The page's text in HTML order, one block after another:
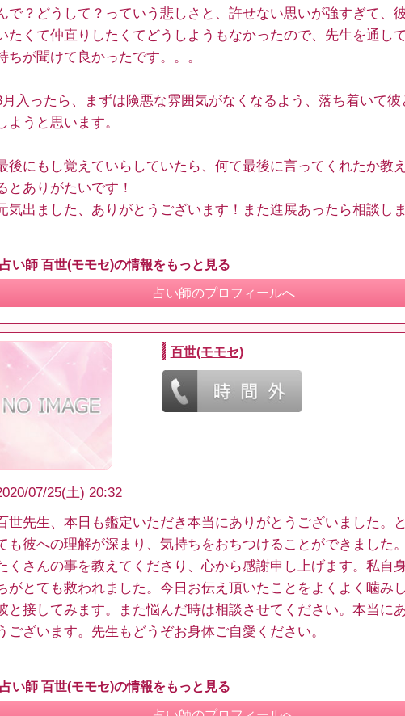
で？どうして？っていう悲しさと、許せない思いが強すぎて、
たくて仲直りしたくてどうしようもなかったので、先生を通し
ちが聞けて良かったです。。。
月入ったら、まずは険悪な雰囲気がなくなるよう、落ち着いて彼
ようと思います。
後にもし覚えていらしていたら、何て最後に言ってくれたか教
とありがたいです！
気出ました、ありがとうございます！また進展あったら相談し
占い師 百世(モモセ)の情報をもっと見る
占い師のプロフィールへ
百世(モモセ)
07/25(土) 20:32
世先生、本日も鑑定いただき本当にありがとうございました。
も彼への理解が深まり、気持ちをおちつけることができました
くさんの事を教えてくださり、心から感謝申し上げます。私自
がとても救われました。今日お伝え頂いたことをよくよく噛み
と接してみます。また悩んだ時は相談させてください。本当に
ございます。先生もどうぞお身体ご自愛ください。
占い師 百世(モモセ)の情報をもっと見る